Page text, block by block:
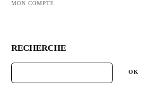
MON COMPTE
RECHERCHE